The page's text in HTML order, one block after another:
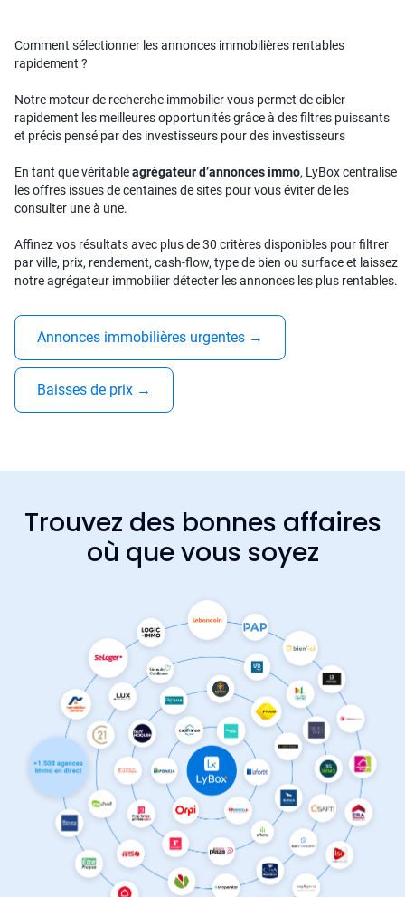
Comment sélectionner les annonces immobilières rentables
rapidement ?
Notre moteur de recherche immobilier vous permet de cibler
rapidement les meilleures opportunités grâce à des filtres puissants
et précis pensé par des investisseurs pour des investisseurs
En tant que véritableagrégateur d’annonces immo, LyBox centralise
les offres issues de centaines de sites pour vous éviter de les
consulter une à une.
Affinez vos résultats avec plus de 30 critères disponibles pour filtrer
par ville, prix, rendement, cash-flow, type de bien ou surface et laissez
notre agrégateur immobilier détecter les annonces les plus rentables.
Annonces immobilières urgentes →
Baisses de prix →
Trouvez des bonnes affaires
où que vous soyez